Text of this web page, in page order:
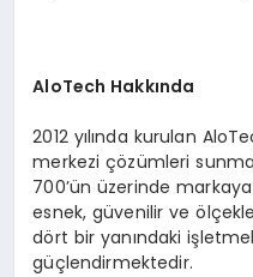
AloTech Hakkında
2012 yılında kurulan
merkezi çözümleri
700’ün üzerinde
esnek, güvenilir ve
dört bir yanındaki
güçlendirmektedir.